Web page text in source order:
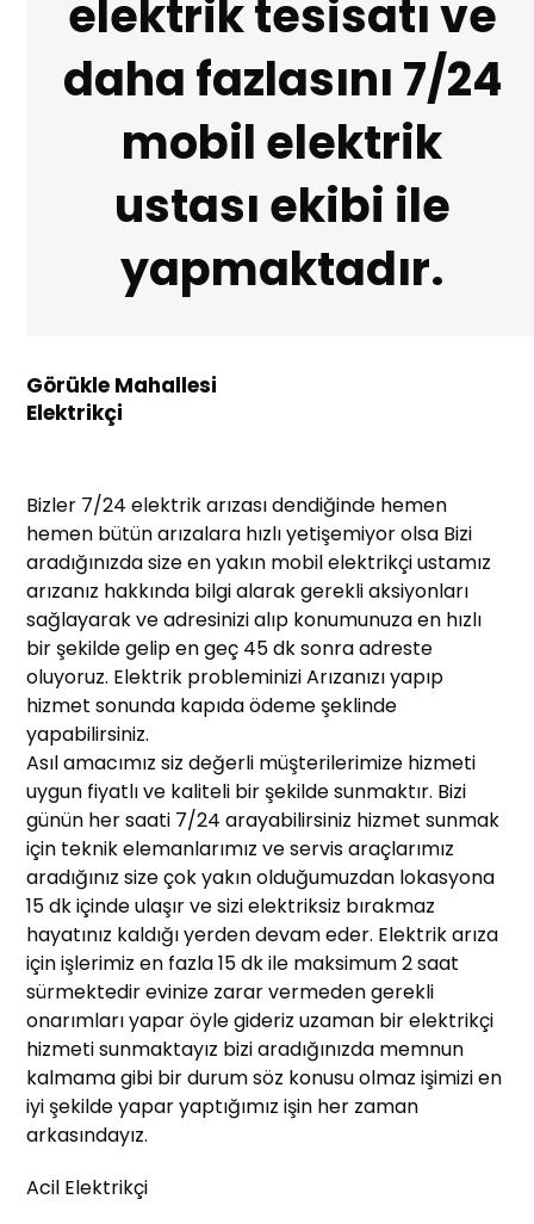
elektrik tesisatı ve
daha fazlasını 7/24
mobil elektrik
ustası ekibi ile
yapmaktadır.
Görükle Mahallesi
Elektrikçi
Bizler 7/24 elektrik arızası dendiğinde hemen
hemen bütün arızalara hızlı yetişemiyor olsa Bizi
aradığınızda size en yakın mobil elektrikçi ustamız
arızanız hakkında bilgi alarak gerekli aksiyonları
sağlayarak ve adresinizi alıp konumunuza en hızlı
bir şekilde gelip en geç 45 dk sonra adreste
oluyoruz. Elektrik probleminizi Arızanızı yapıp
hizmet sonunda kapıda ödeme şeklinde
yapabilirsiniz.
Asıl amacımız siz değerli müşterilerimize hizmeti
uygun fiyatlı ve kaliteli bir şekilde sunmaktır. Bizi
günün her saati 7/24 arayabilirsiniz hizmet sunmak
için teknik elemanlarımız ve servis araçlarımız
aradığınız size çok yakın olduğumuzdan lokasyona
15 dk içinde ulaşır ve sizi elektriksiz bırakmaz
hayatınız kaldığı yerden devam eder. Elektrik arıza
için işlerimiz en fazla 15 dk ile maksimum 2 saat
sürmektedir evinize zarar vermeden gerekli
onarımları yapar öyle gideriz uzaman bir elektrikçi
hizmeti sunmaktayız bizi aradığınızda memnun
kalmama gibi bir durum söz konusu olmaz işimizi en
iyi şekilde yapar yaptığımız işin her zaman
arkasındayız.
Acil Elektrikçi